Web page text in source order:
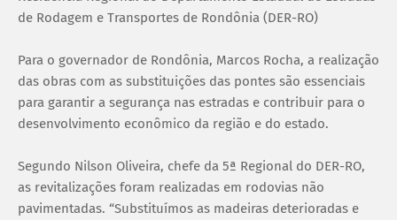
de Rodagem e Transportes de Rondônia (DER-RO)
Para o governador de Rondônia, Marcos Rocha, a realização
das obras com as substituições das pontes são essenciais
para garantir a segurança nas estradas e contribuir para o
desenvolvimento econômico da região e do estado.
Segundo Nilson Oliveira, chefe da 5ª Regional do DER-RO,
as revitalizações foram realizadas em rodovias não
pavimentadas. “Substituímos as madeiras deterioradas e